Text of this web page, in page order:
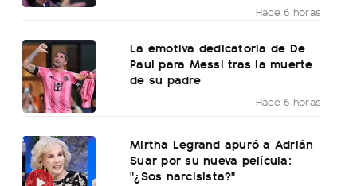
Hace 6 horas
La emotiva dedicatoria de De
Paul para Messi tras la muerte
de su padre
Hace 6 horas
Mirtha Legrand apuró a Adrián
Suar por su nueva película:
"¿Sos narcisista?"